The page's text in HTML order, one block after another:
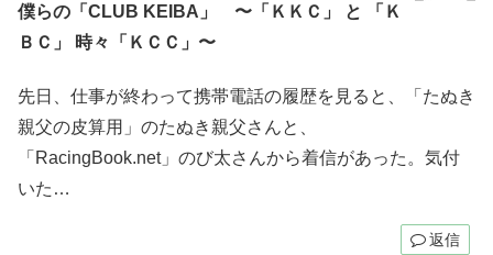
僕らの「CLUB KEIBA」 〜「ＫＫＣ」 と 「Ｋ
ＢＣ」 時々「ＫＣＣ」〜
先日、仕事が終わって携帯電話の履歴を見ると、「たぬき
親父の皮算用」のたぬき親父さんと、
「RacingBook.net」のび太さんから着信があった。気付
いた…
返信